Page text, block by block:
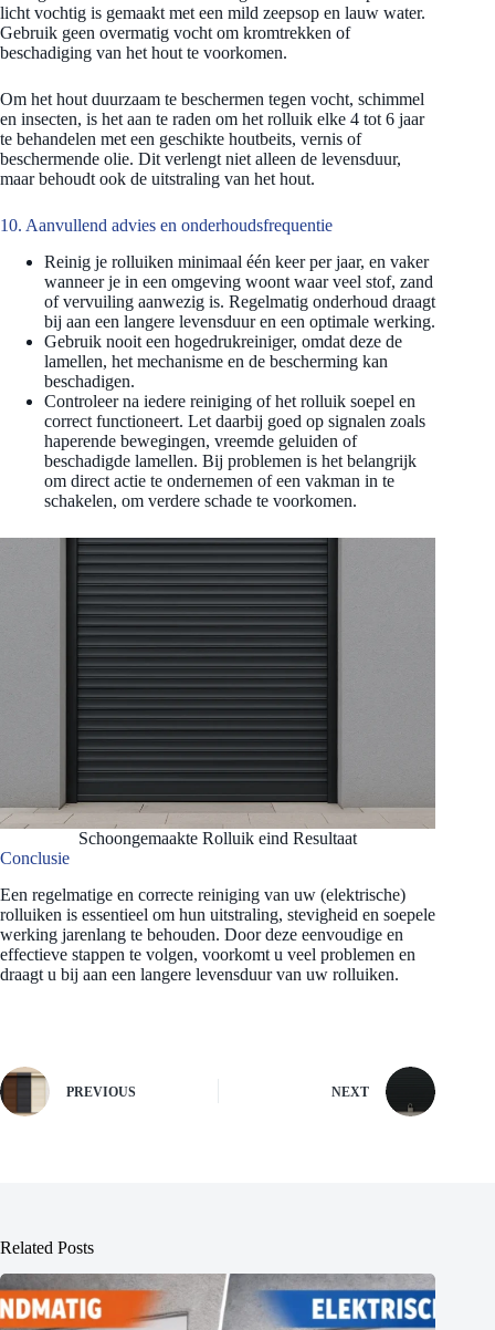
licht vochtig is gemaakt met een mild zeepsop en lauw water.
Gebruik geen overmatig vocht om kromtrekken of
beschadiging van het hout te voorkomen.
Om het hout duurzaam te beschermen tegen vocht, schimmel
en insecten, is het aan te raden om het rolluik elke 4 tot 6 jaar
te behandelen met een geschikte houtbeits, vernis of
beschermende olie. Dit verlengt niet alleen de levensduur,
maar behoudt ook de uitstraling van het hout.
10. Aanvullend advies en onderhoudsfrequentie
Reinig je rolluiken minimaal één keer per jaar, en vaker
wanneer je in een omgeving woont waar veel stof, zand
of vervuiling aanwezig is. Regelmatig onderhoud draagt
bij aan een langere levensduur en een optimale werking.
Gebruik nooit een hogedrukreiniger, omdat deze de
lamellen, het mechanisme en de bescherming kan
beschadigen.
Controleer na iedere reiniging of het rolluik soepel en
correct functioneert. Let daarbij goed op signalen zoals
haperende bewegingen, vreemde geluiden of
beschadigde lamellen. Bij problemen is het belangrijk
om direct actie te ondernemen of een vakman in te
schakelen, om verdere schade te voorkomen.
Schoongemaakte Rolluik eind Resultaat
Conclusie
Een regelmatige en correcte reiniging van uw (elektrische)
rolluiken is essentieel om hun uitstraling, stevigheid en soepele
werking jarenlang te behouden. Door deze eenvoudige en
effectieve stappen te volgen, voorkomt u veel problemen en
draagt u bij aan een langere levensduur van uw rolluiken.
PREVIOUS NEXT
Related Posts